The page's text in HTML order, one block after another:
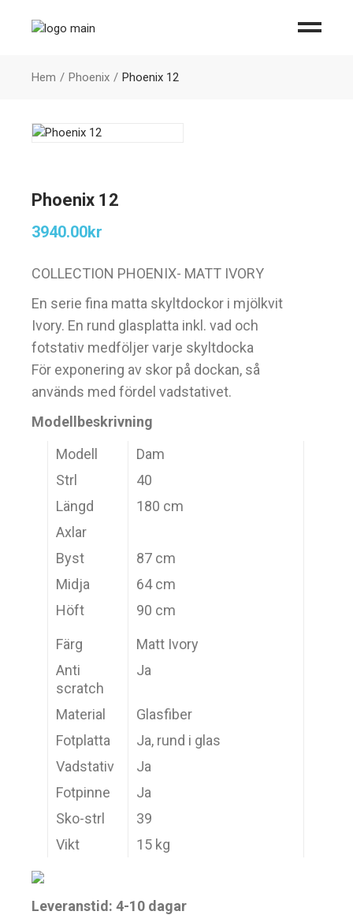
Hem Phoenix Phoenix 12
Phoenix 12
3940.00kr
COLLECTION PHOENIX- MATT IVORY
En serie fina matta skyltdockor i mjölkvit
Ivory. En rund glasplatta inkl. vad och
fotstativ medföljer varje skyltdocka
För exponering av skor på dockan, så
används med fördel vadstativet.
Modellbeskrivning
Modell
Dam
Strl
40
Längd
180 cm
Axlar
Byst
87 cm
Midja
64 cm
Höft
90 cm
Färg
Matt Ivory
Anti
scratch
Ja
Material
Glasfiber
Fotplatta
Ja, rund i glas
Vadstativ
Ja
Fotpinne
Ja
Sko-strl
39
Vikt
15 kg
Leveranstid: 4-10 dagar